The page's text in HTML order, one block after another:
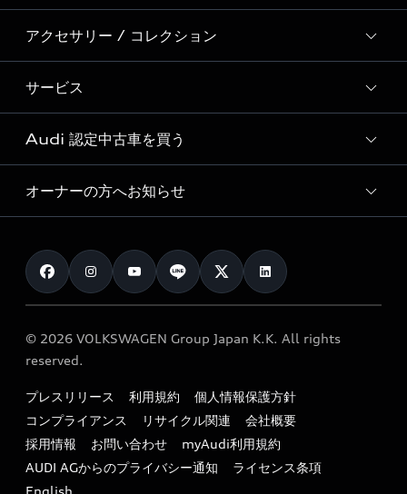
Audi Sport
Formula 1®
デジタルサービス
新車在庫検索
試乗車・展示車検索
見積り依頼
試乗予約
モデル一覧
特別仕様モデル / 限定モデル
e-tronラインアップ
価格シミュレーション
車両比較
カタログ一覧
アクセサリー / コレクション
純正アクセサリー
オンラインショップ
Audi collection
アウディナビアプリ
サービス
サービス入庫予約
サービスプログラム
メンテナンス
車検 / 定期点検
e-tronアフターサポート
myAudi
Audi 認定中古車を買う
Audi認定中古車
クオリティ
保証
メンテナンス
ファイナンス
キャンペーン / イベント
買取査定
オーナーの方へお知らせ
お知らせ
オーナー様向けキャンペーン
特定整備適用車一覧
リサイクル法
よくある質問（FAQ）
© 2026 VOLKSWAGEN Group Japan K.K. All rights
reserved.
プレスリリース 利用規約
個人情報保護方針
コンプライアンス
リサイクル関連
会社概要
採用情報
お問い合わせ
myAudi利用規約
AUDI AGからのプライバシー通知
ライセンス条項
English